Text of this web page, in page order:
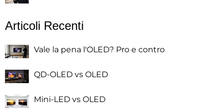
Articoli Recenti
Vale la pena l'OLED? Pro e contro
QD-OLED vs OLED
Mini-LED vs OLED